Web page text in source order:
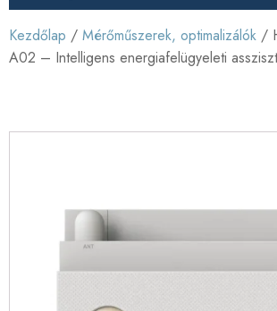
Kezdőlap / Mérőműszerek, optimalizálók /
A02 – Intelligens energiafelügyeleti